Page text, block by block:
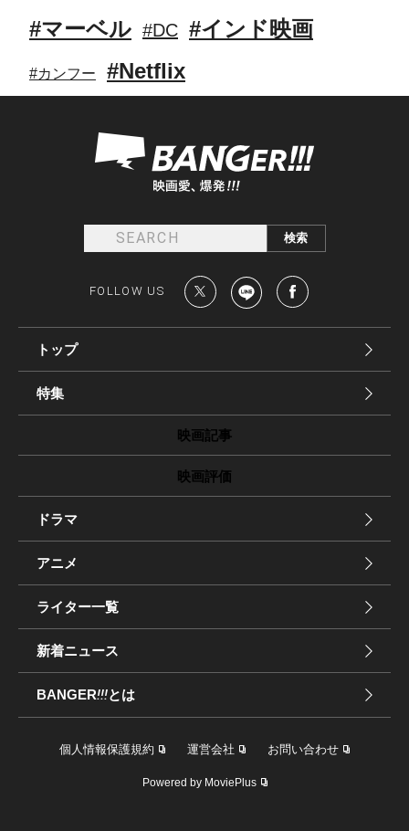
#マーベル #DC #インド映画
#カンフー #Netflix
FOLLOW US
トップ
特集
映画記事
映画評価
ドラマ
アニメ
ライター一覧
新着ニュース
BANGER!!!とは
個人情報保護規約 運営会社 お問い合わせ
Powered by MoviePlus